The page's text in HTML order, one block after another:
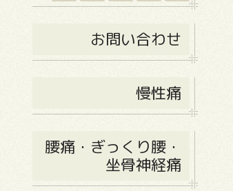
お問い合わせ
慢性痛
腰痛・ぎっくり腰・
坐骨神経痛